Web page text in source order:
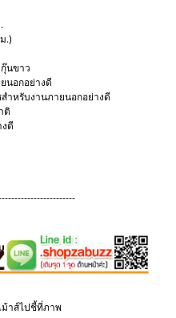
.)
นขาว
นอกอย่างดี
ำหรับงานภายนอกอย่างดี
ติ
ดี
ม้าส์ไปชี้ที่ภาพ